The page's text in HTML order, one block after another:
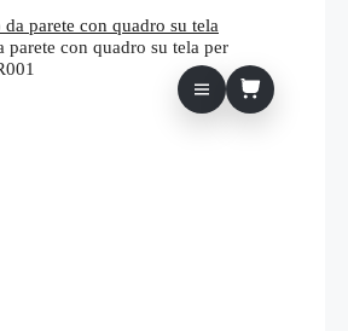
parete con quadro su tela per